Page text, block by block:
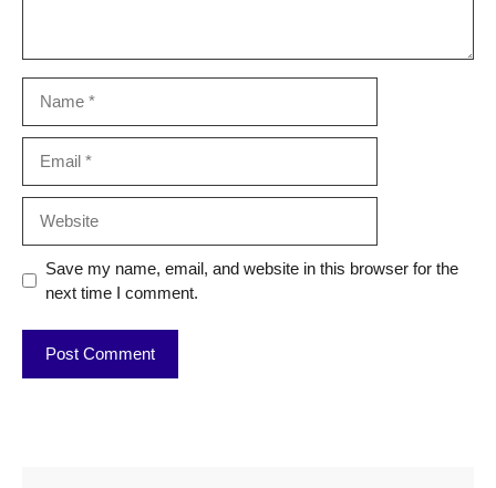
Save my name, email, and website in this browser for the
next time I comment.